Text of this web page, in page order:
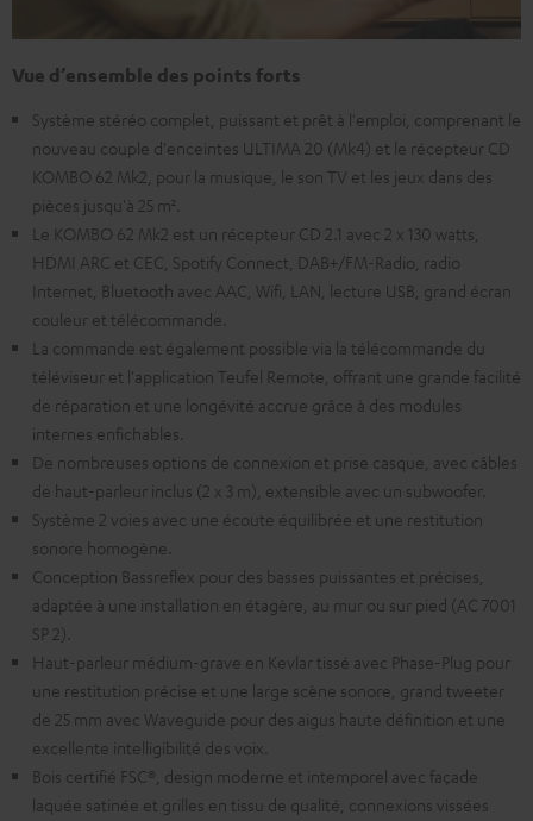
Vue d’ensemble des points forts
Système stéréo complet, puissant et prêt à l'emploi, comprenant le
nouveau couple d'enceintes ULTIMA 20 (Mk4) et le récepteur CD
KOMBO 62 Mk2, pour la musique, le son TV et les jeux dans des
pièces jusqu'à 25 m².
Le KOMBO 62 Mk2 est un récepteur CD 2.1 avec 2 x 130 watts,
HDMI ARC et CEC, Spotify Connect, DAB+/FM-Radio, radio
Internet, Bluetooth avec AAC, Wifi, LAN, lecture USB, grand écran
couleur et télécommande.
La commande est également possible via la télécommande du
téléviseur et l'application Teufel Remote, offrant une grande facilité
de réparation et une longévité accrue grâce à des modules
internes enfichables.
De nombreuses options de connexion et prise casque, avec câbles
de haut-parleur inclus (2 x 3 m), extensible avec un subwoofer.
Système 2 voies avec une écoute équilibrée et une restitution
sonore homogène.
Conception Bassreflex pour des basses puissantes et précises,
adaptée à une installation en étagère, au mur ou sur pied (AC 7001
SP 2).
Haut-parleur médium-grave en Kevlar tissé avec Phase-Plug pour
une restitution précise et une large scène sonore, grand tweeter
de 25 mm avec Waveguide pour des aigus haute définition et une
excellente intelligibilité des voix.
Bois certifié FSC®, design moderne et intemporel avec façade
laquée satinée et grilles en tissu de qualité, connexions vissées